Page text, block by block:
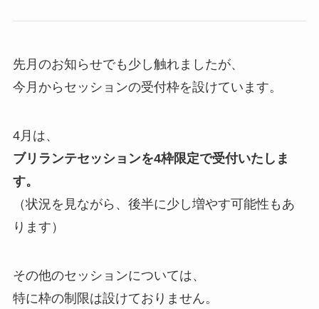
先月のお知らせでも少し触れましたが、
今月からセッションの受付枠を設けています。
4月は、
ブリランテセッションを4枠限定で受付いたしま
す。
（状況を見ながら、後半に少し増やす可能性もあ
ります）
その他のセッションについては、
特に枠の制限は設けておりません。